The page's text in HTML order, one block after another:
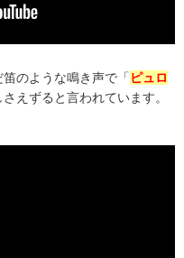
のような鳴き声で「ピュロ
さえずると言われています。